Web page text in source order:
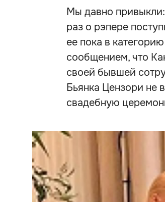
Мы давно привыкли:
раз о рэпере
ее пока в
сообщением, что
своей бывшей
Бьянка Цензори не
свадебную